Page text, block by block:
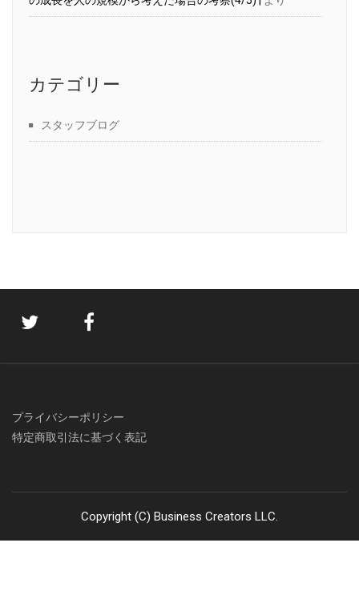
カテゴリー
スタッフブログ
プライバシーポリシー
特定商取引法に基づく表記
Copyright (C) Business Creators LLC.